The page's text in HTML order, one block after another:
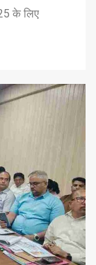
के लिए